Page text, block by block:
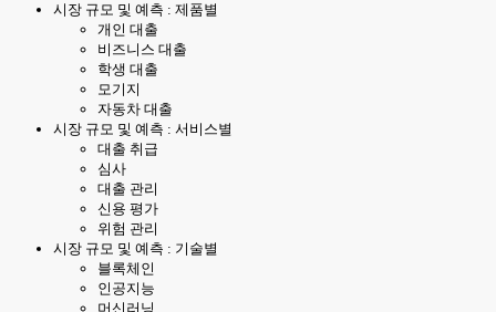
시장 규모 및 예측 : 제품별
개인 대출
비즈니스 대출
학생 대출
모기지
자동차 대출
시장 규모 및 예측 : 서비스별
대출 취급
심사
대출 관리
신용 평가
위험 관리
시장 규모 및 예측 : 기술별
블록체인
인공지능
머신러닝